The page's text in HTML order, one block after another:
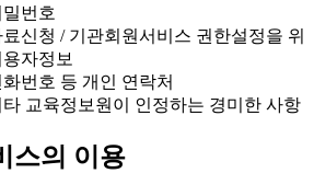
번호
신청 / 기관회원서비스 권한설정을 위
자정보
번호 등 개인 연락처
교육정보원이 인정하는 경미한 사항
스의 이용